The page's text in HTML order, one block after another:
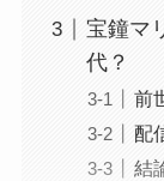
宝鐘マ
代？
前
配
結